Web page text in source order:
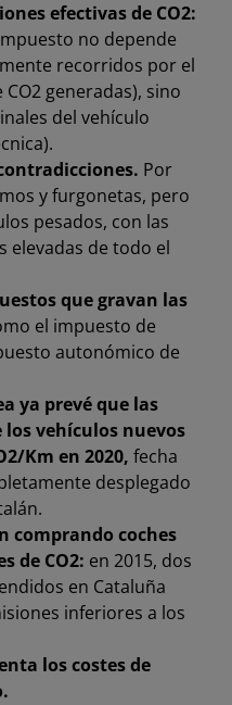
efectivas de CO2:
no depende
recorridos por el
generadas), sino
del vehículo
Por
y furgonetas, pero
pesados, con las
elevadas de todo el
que gravan las
el impuesto de
autonómico de
ya prevé que las
vehículos nuevos
Km en 2020, fecha
desplegado
comprando coches
de CO2: en 2015, dos
en Cataluña
inferiores a los
los costes de